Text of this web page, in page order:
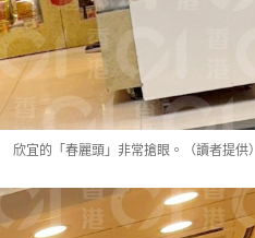
欣宜的「春麗頭」非常搶眼。（讀者提供）